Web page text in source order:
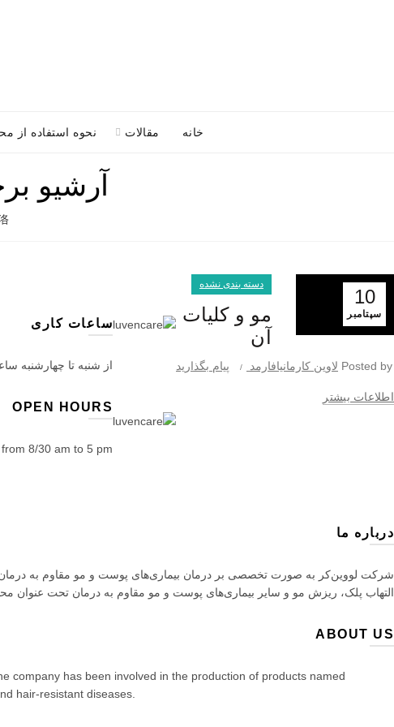
خانه مقالات نحوه استفاده از
آرشیو
10
سپتامبر
دسته بندی نشده
مو و کلیات
آن
Posted by لاوین کارمانیافارمد پیام بگذارید
اطلاعات بیشتر
ساعات کاری
از شنبه تا چهارشنبه ساعت 8/30
OPEN HOURS
8/30 am to 5 pm
درباره ما
شرکت لووین‌کر به صورت تخصصی بر درمان بیماری‌های پوست و مو مقاوم به
التهاب پلک، ریزش مو و سایر بیماری‌های پوست و مو مقاوم به درمان تحت عنوان
ABOUT US
company has been involved in the production of products named
hair-resistant diseases.